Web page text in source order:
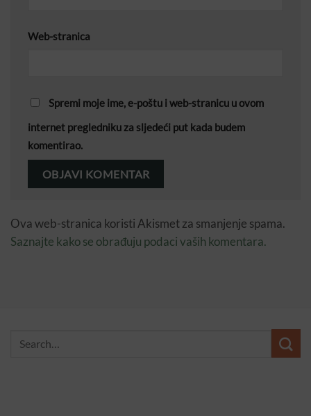
Web-stranica
Spremi moje ime, e-poštu i web-stranicu u ovom
internet pregledniku za sljedeći put kada budem
komentirao.
Ova web-stranica koristi Akismet za smanjenje spama.
Saznajte kako se obrađuju podaci vaših komentara.